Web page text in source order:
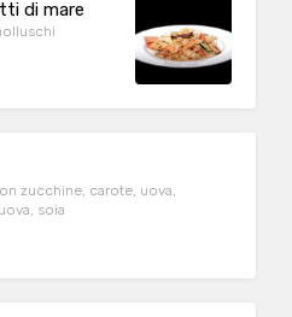
di mare
zucchine, carote, uova,
soia